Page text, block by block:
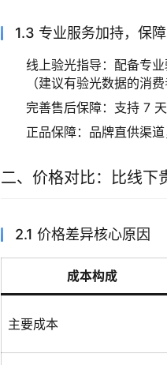
1.3 专业服务加持，保
线上验光指导：配备专
（建议有验光数据的消
完善售后保障：支持 7
正品保障：品牌直供渠
二、价格对比：比线下
2.1 价格差异核心原因
成本构成
主要成本